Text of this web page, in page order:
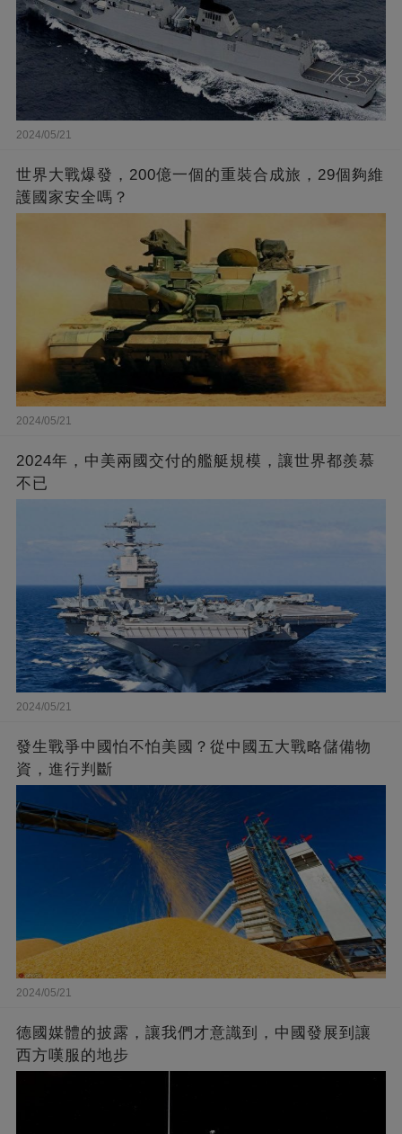
2024/05/21
世界大戰爆發，200億一個的重裝合成旅，29個夠維
護國家安全嗎？
2024/05/21
2024年，中美兩國交付的艦艇規模，讓世界都羨慕
不已
2024/05/21
發生戰爭中國怕不怕美國？從中國五大戰略儲備物
資，進行判斷
2024/05/21
德國媒體的披露，讓我們才意識到，中國發展到讓
西方嘆服的地步